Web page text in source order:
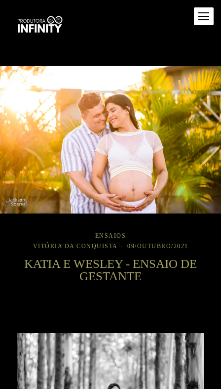
ENSAIOS
VITÓRIA DA CONQUISTA
09/OUTUBRO/2021
KATIA E WESLEY - ENSAIO DE
GESTANTE